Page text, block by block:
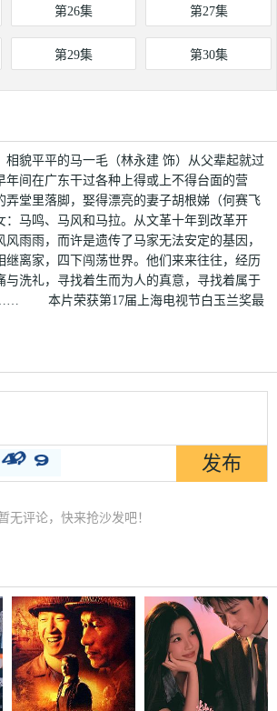
第26集 第27集
第29集 第30集
相貌平平的马一毛（林永建 饰）从父辈起就过
年间在广东干过各种上得或上不得台面的营
弄堂里落脚，娶得漂亮的妻子胡根娣（何赛飞
：马鸣、马风和马拉。从文革十年到改革开
雨雨，而许是遗传了马家无法安定的基因，
继离家，四下闯荡世界。他们来来往往，经历
与洗礼，寻找着生而为人的真意，寻找着属于
…… 本片荣获第17届上海电视节白玉兰奖最
无评论，快来抢沙发吧！